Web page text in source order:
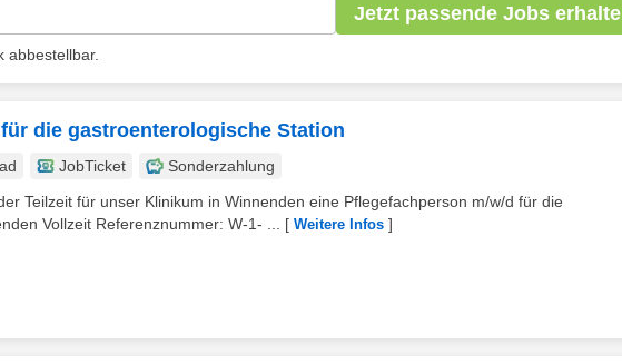
Jetzt passende Jobs
abbestellbar.
die gastroenterologische Station
JobTicket
Sonderzahlung
Teilzeit für unser Klinikum in Winnenden eine Pflegefachperson m/w/d für die
Vollzeit Referenznummer: W-1- ...
[ Weitere Infos ]